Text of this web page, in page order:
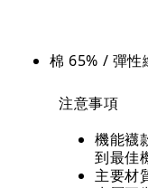
棉 65% / 彈性
注意事項
機能襪
到最佳
主要材